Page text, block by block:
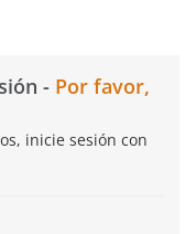
- Por favor,
inicie sesión con